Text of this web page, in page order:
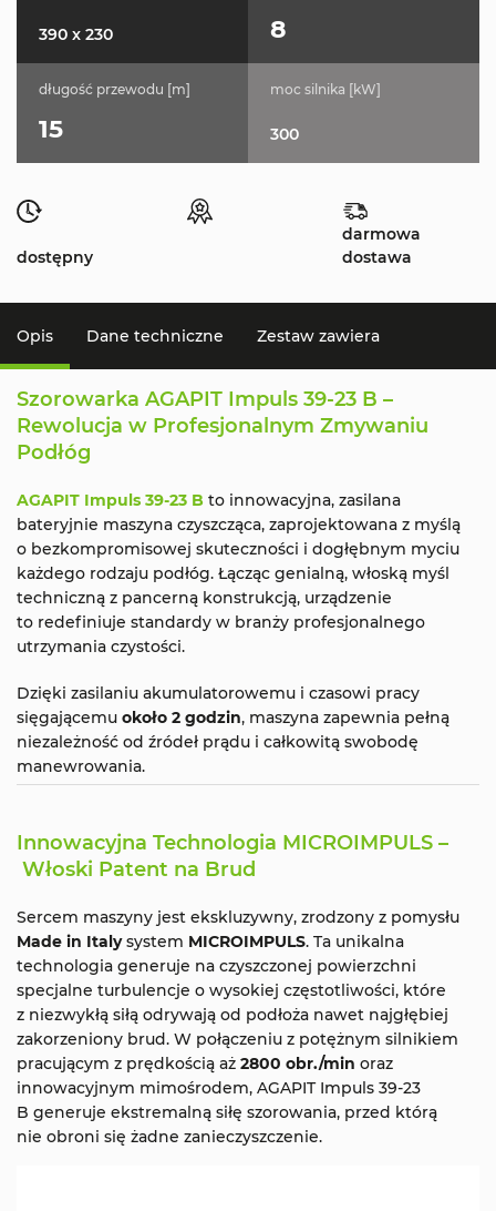
390 x 230 8
długość przewodu [m]
15
moc silnika [kW]
300
dostępny
darmowa
dostawa
Opis Dane techniczne Zestaw zawiera
Szorowarka AGAPIT Impuls 39-23 B –
Rewolucja w Profesjonalnym Zmywaniu
Podłóg
AGAPIT Impuls 39-23 B to innowacyjna, zasilana
bateryjnie maszyna czyszcząca, zaprojektowana z myślą
o bezkompromisowej skuteczności i dogłębnym myciu
każdego rodzaju podłóg. Łącząc genialną, włoską myśl
techniczną z pancerną konstrukcją, urządzenie
to redefiniuje standardy w branży profesjonalnego
utrzymania czystości.
Dzięki zasilaniu akumulatorowemu i czasowi pracy
sięgającemu około 2 godzin, maszyna zapewnia pełną
niezależność od źródeł prądu i całkowitą swobodę
manewrowania.
Innowacyjna Technologia MICROIMPULS –
Włoski Patent na Brud
Sercem maszyny jest ekskluzywny, zrodzony z pomysłu
Made in Italysystem MICROIMPULS. Ta unikalna
technologia generuje na czyszczonej powierzchni
specjalne turbulencje o wysokiej częstotliwości, które
z niezwykłą siłą odrywają od podłoża nawet najgłębiej
zakorzeniony brud. W połączeniu z potężnym silnikiem
pracującym z prędkością aż 2800 obr./min oraz
innowacyjnym mimośrodem, AGAPIT Impuls 39-23
B generuje ekstremalną siłę szorowania, przed którą
nie obroni się żadne zanieczyszczenie.